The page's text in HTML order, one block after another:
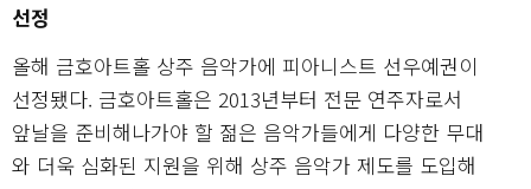
선정
올해 금호아트홀 상주 음악가에 피아니스트 선우예권이
선정됐다. 금호아트홀은 2013년부터 전문 연주자로서
앞날을 준비해나가야 할 젊은 음악가들에게 다양한 무대
와 더욱 심화된 지원을 위해 상주 음악가 제도를 도입해